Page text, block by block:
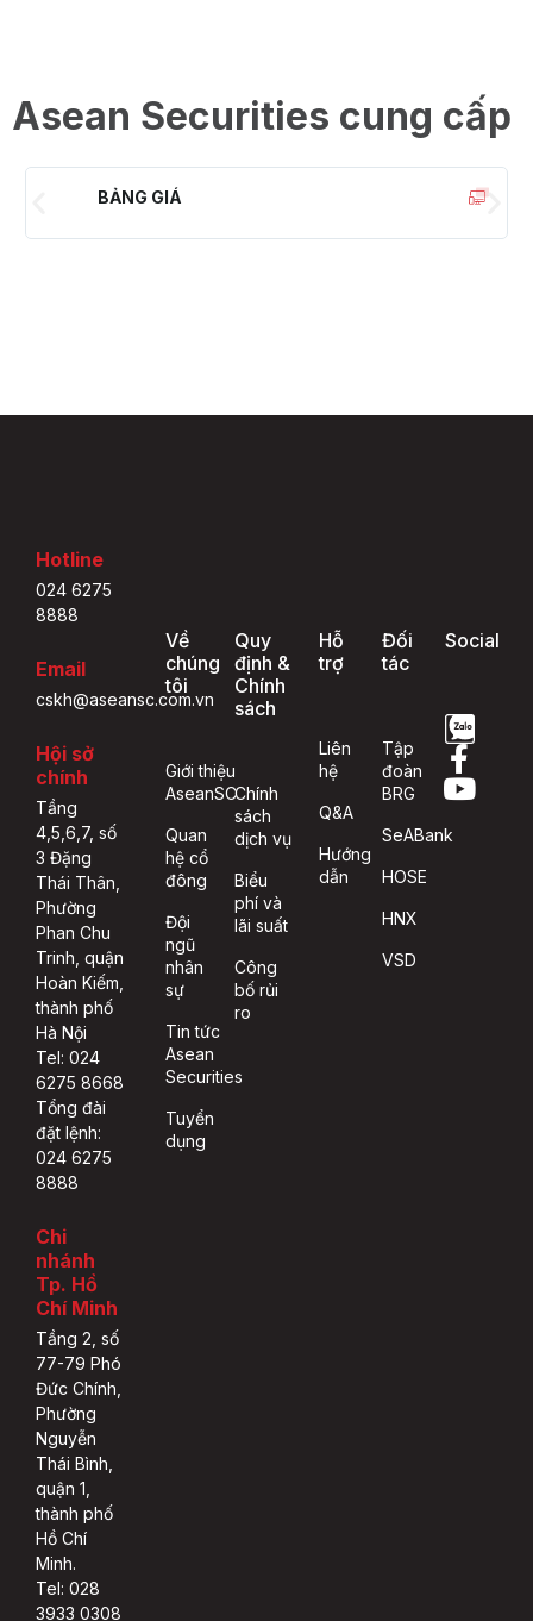
Asean Securities cung cấp
BẢNG GIÁ
Hotline
024 6275
8888
Email
cskh@aseansc.com.vn
Hội sở
chính
Tầng
4,5,6,7, số
3 Đặng
Thái Thân,
Phường
Phan Chu
Trinh, quận
Hoàn Kiếm,
thành phố
Hà Nội
Tel: 024
6275 8668
Tổng đài
đặt lệnh:
024 6275
8888
Chi
nhánh
Tp. Hồ
Chí Minh
Tầng 2, số
77-79 Phó
Đức Chính,
Phường
Nguyễn
Thái Bình,
quận 1,
thành phố
Hồ Chí
Minh.
Tel: 028
3933 0308
Về
chúng
tôi
Giới thiệu
AseanSC
Quan
hệ cổ
đông
Đội
ngũ
nhân
sự
Tin tức
Asean
Securities
Tuyển
dụng
Quy
định &
Chính
sách
Chính
sách
dịch vụ
Biểu
phí và
lãi suất
Công
bố rủi
ro
Hỗ
trợ
Liên
hệ
Q&A
Hướng
dẫn
Đối
tác
Tập
đoàn
BRG
SeABank
HOSE
HNX
VSD
Social